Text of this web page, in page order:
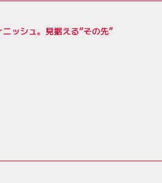
ッシュ。見据える“その先”